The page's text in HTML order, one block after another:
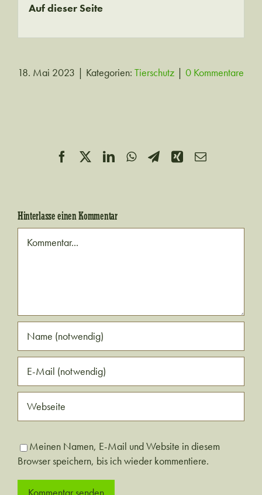
Auf dieser Seite
18. Mai 2023 | Kategorien: Tierschutz | 0 Kommentare
FacebookLinkedInWhatsApp
Telegram
XingE-
Hinterlasse einen Kommentar
Meinen Namen, E-Mail und Website in diesem
Browser speichern, bis ich wieder kommentiere.